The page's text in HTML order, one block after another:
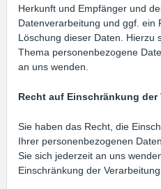
Herkunft und Empfänger und
Datenverarbeitung und ggf. ein
Löschung dieser Daten. Hierzu
Thema personenbezogene
an uns wenden.
Recht auf Einschränkung der
Sie haben das Recht, die
Ihrer personenbezogenen
Sie sich jederzeit an uns
Einschränkung der